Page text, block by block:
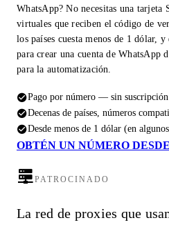
WhatsApp? No necesitas una
virtuales que reciben el código de
los países cuesta menos de 1 dólar,
para crear una cuenta de WhatsApp
para la automatización.
Pago por número — sin suscripción
Decenas de países, números
Desde menos de 1 dólar (en
OBTÉN UN NÚMERO
PATROCINADO
La red de proxies que